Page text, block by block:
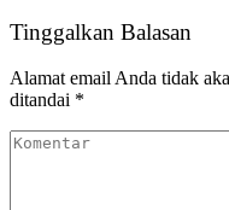
Tinggalkan Balasan
Alamat email Anda tidak
ditandai *